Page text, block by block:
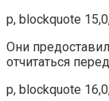
p, blockquote
Они
отчитаться
p, blockquote